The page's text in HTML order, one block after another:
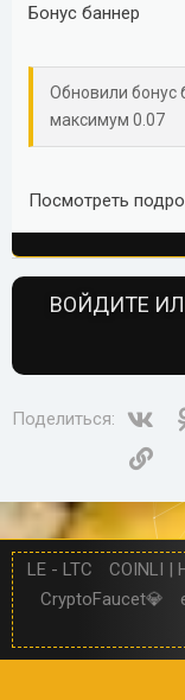
Бонус баннер
Обновили бонус
максимум 0.07
Посмотреть
ВОЙДИТЕ
Поделиться:
LE - LTC COINLI
CryptoFaucet💎